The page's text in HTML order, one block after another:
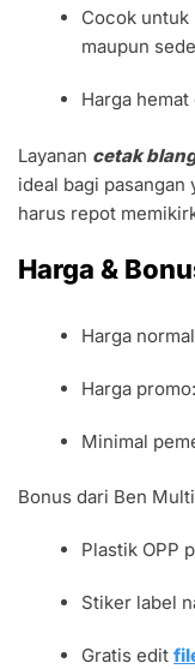
Cocok untuk
maupun
Harga
Layanan cetak
ideal bagi pasangan
harus repot
Harga &
Harga
Harga
Minimal
Bonus dari Ben
Plastik OPP
Stiker label
Gratis edit